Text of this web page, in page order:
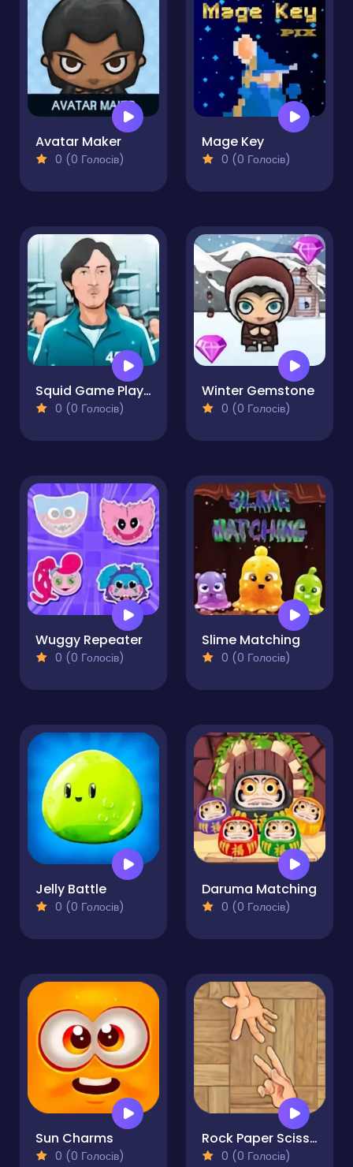
Avatar Maker
0 (0 Голосів)
Mage Key
0 (0 Голосів)
Squid Game Player 456 Sliding
0 (0 Голосів)
Winter Gemstone
0 (0 Голосів)
Wuggy Repeater
0 (0 Голосів)
Slime Matching
0 (0 Голосів)
Jelly Battle
0 (0 Голосів)
Daruma Matching
0 (0 Голосів)
Sun Charms
0 (0 Голосів)
Rock Paper Scissor
0 (0 Голосів)